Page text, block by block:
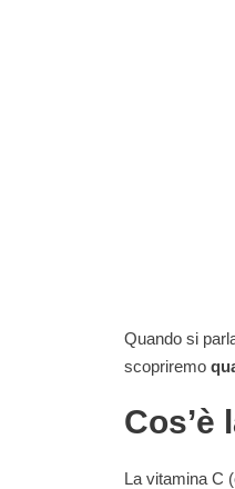
Quando si
scopriremo
Cos’è
La vitamina C